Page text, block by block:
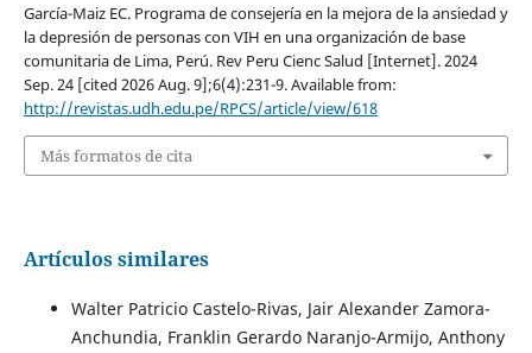
García-Maiz EC. Programa de consejería en la mejora de la ansiedad y
la depresión de personas con VIH en una organización de base
comunitaria de Lima, Perú. Rev Peru Cienc Salud [Internet]. 2024
Sep. 24 [cited 2026 Aug. 9];6(4):231-9. Available from:
http://revistas.udh.edu.pe/RPCS/article/view/618
Más formatos de cita
Artículos similares
Walter Patricio Castelo-Rivas, Jair Alexander Zamora-
Anchundia, Franklin Gerardo Naranjo-Armijo, Anthony